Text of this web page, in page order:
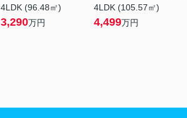
4LDK (96.48㎡)
3,290万円
4LDK (105.57㎡)
4,499万円